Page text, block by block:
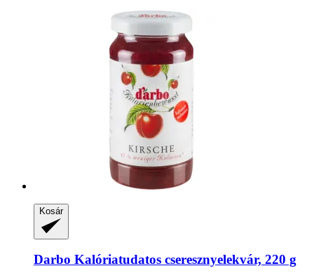
Kosár
Darbo Kalóriatudatos cseresznyelekvár, 220 g